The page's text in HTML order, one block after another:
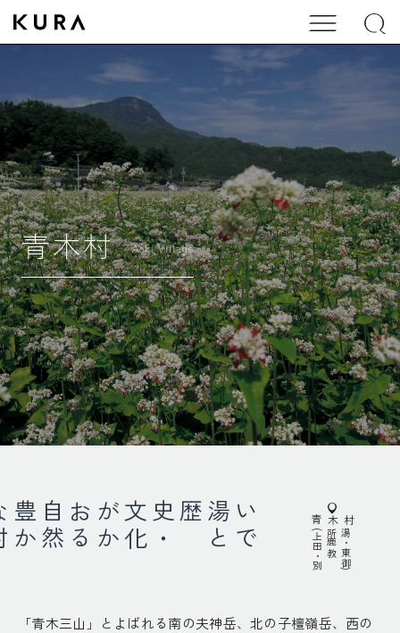
青木村 Aoki Village
青木村
(
上
田
・
別
所
鹿
教
湯
・
東
御 )
い
で
湯
と
歴史
・
文
化
が
か
お
る
自
然
豊
か
な
「青木三山」とよばれる南の夫神岳、北の子檀嶺岳、西の